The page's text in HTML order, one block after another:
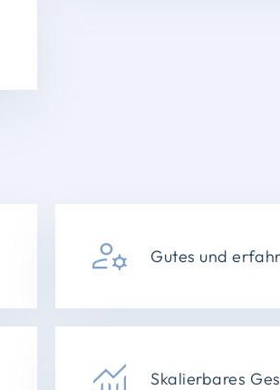
Gutes und
Skalierbares